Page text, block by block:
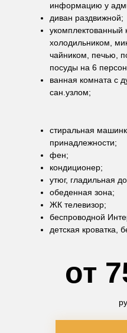
информацию у
диван раздвижной;
укомплектованный
холодильником,
чайником, печью,
посуды на 6
ванная комната с
сан.узлом;
стиральная
принадлежности;
фен;
кондиционер;
утюг, гладильная
обеденная зона;
ЖК телевизор;
беспроводной
детская кроватка,
от